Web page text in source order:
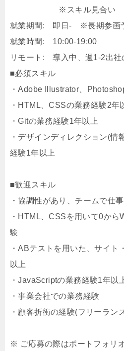
※スキル見合い
就業期間: 即日- ※長期参画
就業時間: 10:00-19:00
リモート: 導入中、週1-2出社
■必須スキル
・Adobe Illustrator、
・HTML、CSSの業務経験2年
・Gitの業務経験1年以上
・デザインディレクション(情
経験1年以上
■歓迎スキル
・協調性があり、チームで仕
・HTML、CSSを用いて0か
験
・ABテストを用いた、サイト
以上
・JavaScriptの業務経験1年以
・事業会社での業務経験
・顧客折衝の経験(フリーラン
※ ご応募の際はポートフォリ